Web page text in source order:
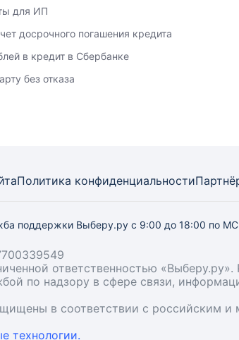
для ИП
досрочного погашения кредита
в кредит в Сбербанке
без отказа
Политика конфиденциальности
поддержки Выберу.ру с 9:00 до 18:00 по
ответственностью
по надзору в сфере связи,
в соответствии с российским
технологии.